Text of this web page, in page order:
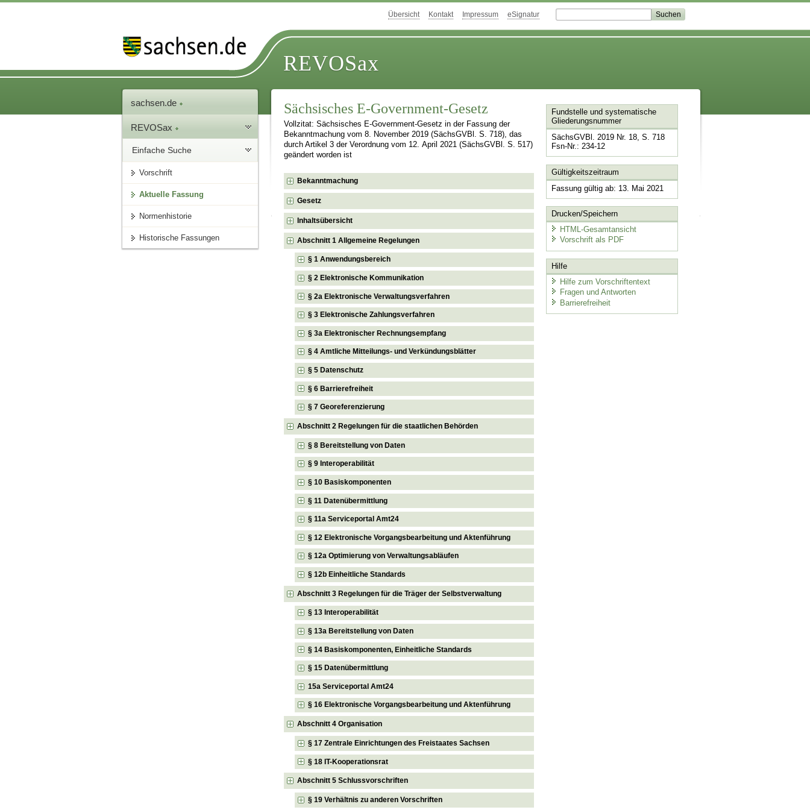
Übersicht Kontakt Impressum eSignatur
REVOSax
sachsen.de
REVOSax
Einfache Suche
Vorschrift
Aktuelle Fassung
Normenhistorie
Historische Fassungen
Sächsisches E-Government-Gesetz
Vollzitat: Sächsisches E-Government-Gesetz in der Fassung der
Bekanntmachung vom 8. November 2019 (SächsGVBl. S. 718), das
durch Artikel 3 der Verordnung vom 12. April 2021 (SächsGVBl. S. 517)
geändert worden ist
Bekanntmachung
Gesetz
Inhaltsübersicht
Abschnitt 1 Allgemeine Regelungen
§ 1 Anwendungsbereich
§ 2 Elektronische Kommunikation
§ 2a Elektronische Verwaltungsverfahren
§ 3 Elektronische Zahlungsverfahren
§ 3a Elektronischer Rechnungsempfang
§ 4 Amtliche Mitteilungs- und Verkündungsblätter
§ 5 Datenschutz
§ 6 Barrierefreiheit
§ 7 Georeferenzierung
Abschnitt 2 Regelungen für die staatlichen Behörden
§ 8 Bereitstellung von Daten
§ 9 Interoperabilität
§ 10 Basiskomponenten
§ 11 Datenübermittlung
§ 11a Serviceportal Amt24
§ 12 Elektronische Vorgangsbearbeitung und Aktenführung
§ 12a Optimierung von Verwaltungsabläufen
§ 12b Einheitliche Standards
Abschnitt 3 Regelungen für die Träger der Selbstverwaltung
§ 13 Interoperabilität
§ 13a Bereitstellung von Daten
§ 14 Basiskomponenten, Einheitliche Standards
§ 15 Datenübermittlung
15a Serviceportal Amt24
§ 16 Elektronische Vorgangsbearbeitung und Aktenführung
Abschnitt 4 Organisation
§ 17 Zentrale Einrichtungen des Freistaates Sachsen
§ 18 IT-Kooperationsrat
Abschnitt 5 Schlussvorschriften
§ 19 Verhältnis zu anderen Vorschriften
Fundstelle und systematische
Gliederungsnummer
SächsGVBl. 2019 Nr. 18, S. 718
Fsn-Nr.: 234-12
Gültigkeitszeitraum
Fassung gültig ab: 13. Mai 2021
Drucken/Speichern
HTML-Gesamtansicht
Vorschrift als PDF
Hilfe
Hilfe zum Vorschriftentext
Fragen und Antworten
Barrierefreiheit